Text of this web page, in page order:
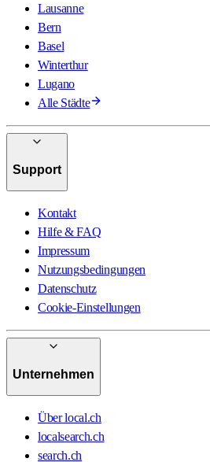
Lausanne
Bern
Basel
Winterthur
Lugano
Alle Städte
Support
Kontakt
Hilfe & FAQ
Impressum
Nutzungsbedingungen
Datenschutz
Cookie-Einstellungen
Unternehmen
Über local.ch
localsearch.ch
search.ch